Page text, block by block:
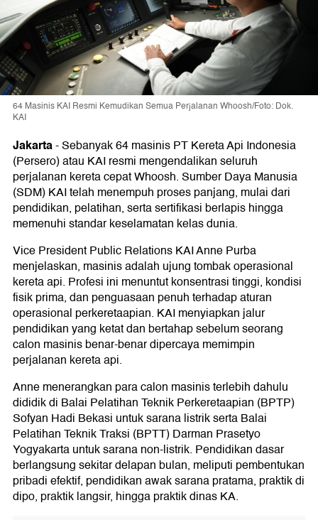
64 Masinis KAI Resmi Kemudikan Semua Perjalanan Whoosh/Foto: Dok.
KAI
Jakarta-Sebanyak 64 masinis PT Kereta Api Indonesia
(Persero) atau KAI resmi mengendalikan seluruh
perjalanan kereta cepat Whoosh. Sumber Daya Manusia
(SDM) KAI telah menempuh proses panjang, mulai dari
pendidikan, pelatihan, serta sertifikasi berlapis hingga
memenuhi standar keselamatan kelas dunia.
Vice President Public Relations KAI Anne Purba
menjelaskan, masinis adalah ujung tombak operasional
kereta api. Profesi ini menuntut konsentrasi tinggi, kondisi
fisik prima, dan penguasaan penuh terhadap aturan
operasional perkeretaapian. KAI menyiapkan jalur
pendidikan yang ketat dan bertahap sebelum seorang
calon masinis benar-benar dipercaya memimpin
perjalanan kereta api.
Anne menerangkan para calon masinis terlebih dahulu
dididik di Balai Pelatihan Teknik Perkeretaapian (BPTP)
Sofyan Hadi Bekasi untuk sarana listrik serta Balai
Pelatihan Teknik Traksi (BPTT) Darman Prasetyo
Yogyakarta untuk sarana non-listrik. Pendidikan dasar
berlangsung sekitar delapan bulan, meliputi pembentukan
pribadi efektif, pendidikan awak sarana pratama, praktik di
dipo, praktik langsir, hingga praktik dinas KA.